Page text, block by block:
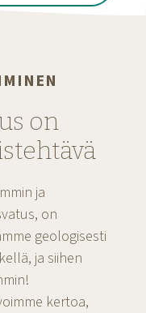
on
ja
on
geologisesti
ja siihen
kertoa,